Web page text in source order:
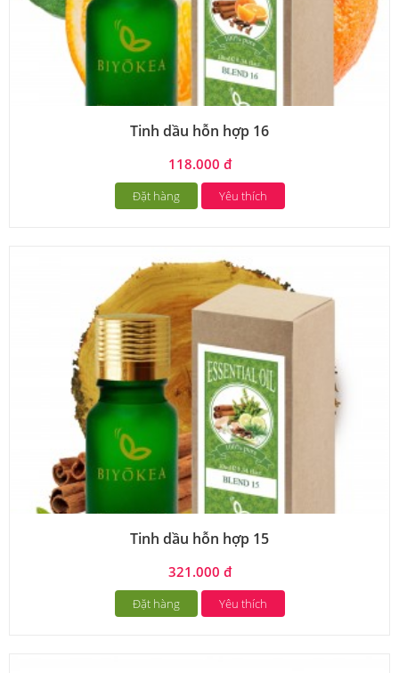
Tinh dầu hỗn hợp 16
118.000 đ
Đặt hàng Yêu thích
Tinh dầu hỗn hợp 15
321.000 đ
Đặt hàng Yêu thích